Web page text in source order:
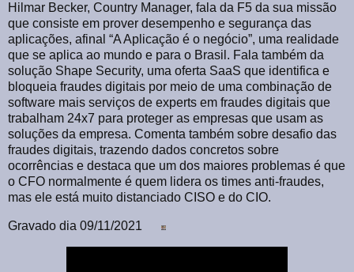
Hilmar Becker, Country Manager, fala da F5 da sua missão
que consiste em prover desempenho e segurança das
aplicações, afinal “A Aplicação é o negócio”, uma realidade
que se aplica ao mundo e para o Brasil. Fala também da
solução Shape Security, uma oferta SaaS que identifica e
bloqueia fraudes digitais por meio de uma combinação de
software mais serviços de experts em fraudes digitais que
trabalham 24x7 para proteger as empresas que usam as
soluções da empresa. Comenta também sobre desafio das
fraudes digitais, trazendo dados concretos sobre
ocorrências e destaca que um dos maiores problemas é que
o CFO normalmente é quem lidera os times anti-fraudes,
mas ele está muito distanciado CISO e do CIO.
Gravado dia 09/11/2021